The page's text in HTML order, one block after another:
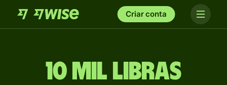
Criar conta
10 mil Libras